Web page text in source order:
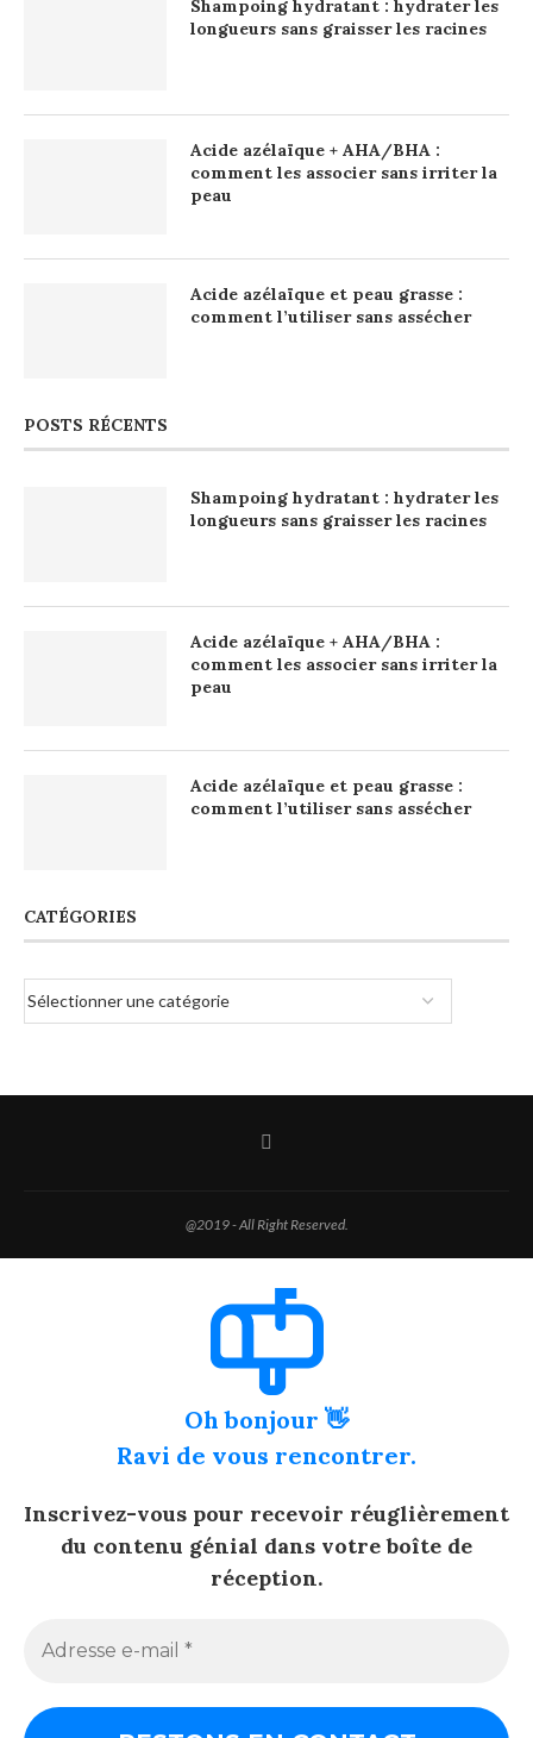
Shampoing hydratant : hydrater les
longueurs sans graisser les racines
Acide azélaïque + AHA/BHA :
comment les associer sans irriter la
peau
Acide azélaïque et peau grasse :
comment l’utiliser sans assécher
POSTS RÉCENTS
Shampoing hydratant : hydrater les
longueurs sans graisser les racines
Acide azélaïque + AHA/BHA :
comment les associer sans irriter la
peau
Acide azélaïque et peau grasse :
comment l’utiliser sans assécher
CATÉGORIES
@2019 - All Right Reserved.
Oh bonjour 👋
Ravi de vous rencontrer.
Inscrivez-vous pour recevoir réuglièrement
du contenu génial dans votre boîte de
réception.